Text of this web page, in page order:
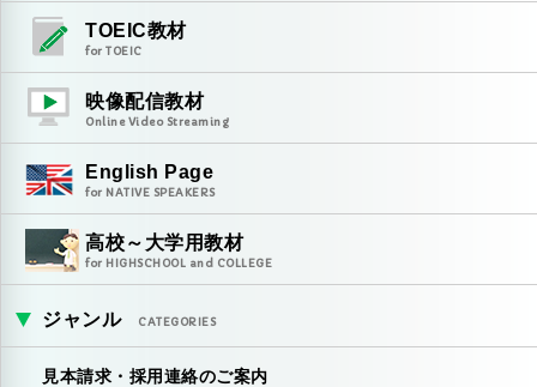
TOEIC教材
for TOEIC
映像配信教材
Online Video Streaming
English Page
for NATIVE SPEAKERS
高校～大学用教材
for HIGHSCHOOL and COLLEGE
ジャンル CATEGORIES
見本請求・採用連絡のご案内